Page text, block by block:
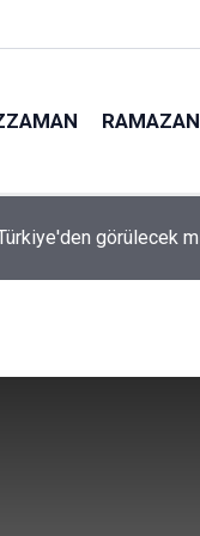
RAMAZAN
başkasına değil!